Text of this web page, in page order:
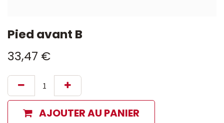
Pied avant B
33,47 €
AJOUTER AU PANIER